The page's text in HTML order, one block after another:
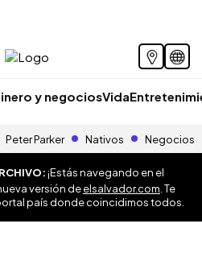
y negociosVida
Peter Parker Nativos Negocios
¡Estás navegando en el
versión deelsalvador.com . Te
país donde coincidimos todos.